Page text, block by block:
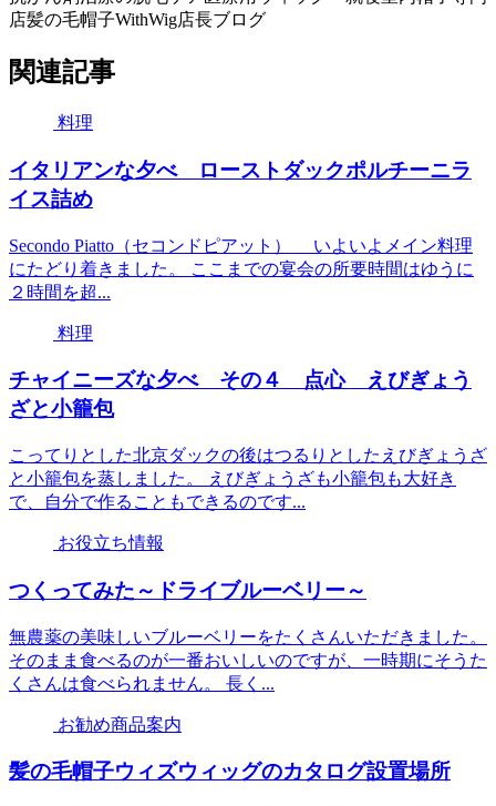
店髪の毛帽子WithWig店長ブログ
関連記事
料理
イタリアンな夕べ ローストダックポルチーニラ
イス詰め
Secondo Piatto（セコンドピアット） いよいよメイン料理
にたどり着きました。 ここまでの宴会の所要時間はゆうに
２時間を超...
料理
チャイニーズな夕べ その４ 点心 えびぎょう
ざと小籠包
こってりとした北京ダックの後はつるりとしたえびぎょうざ
と小籠包を蒸しました。 えびぎょうざも小籠包も大好き
で、自分で作ることもできるのです...
お役立ち情報
つくってみた～ドライブルーベリー～
無農薬の美味しいブルーベリーをたくさんいただきました。
そのまま食べるのが一番おいしいのですが、一時期にそうた
くさんは食べられません。 長く...
お勧め商品案内
髪の毛帽子ウィズウィッグのカタログ設置場所